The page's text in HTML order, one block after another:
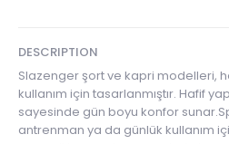
DESCRIPTION
Slazenger şort ve kapri modelleri,
kullanım için tasarlanmıştır. Hafif
sayesinde gün boyu konfor
antrenman ya da günlük kullanım